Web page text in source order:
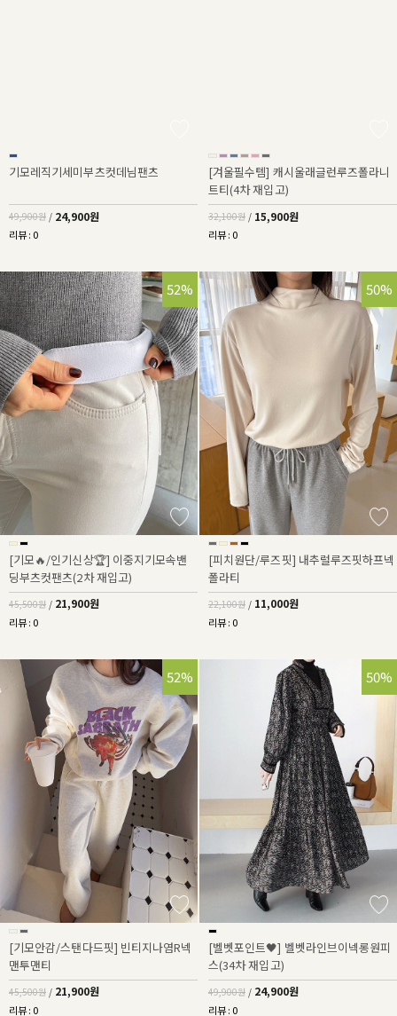
기모레직기세미부츠컷데님팬츠
49,900원 / 24,900원
리뷰 : 0
[겨울필수템] 캐시울래글런루즈폴라니
트티(4차 재입고)
32,100원 / 15,900원
리뷰 : 0
52%
[기모🔥/인기신상🏆] 이중지기모속밴
딩부츠컷팬츠(2차 재입고)
45,500원 / 21,900원
리뷰 : 0
50%
[피치원단/루즈핏] 내추럴루즈핏하프넥
폴라티
22,100원 / 11,000원
리뷰 : 0
52%
[기모안감/스탠다드핏] 빈티지나염R넥
맨투맨티
45,500원 / 21,900원
리뷰 : 0
50%
[벨벳포인트🖤] 벨벳라인브이넥롱원피
스(34차 재입고)
49,900원 / 24,900원
리뷰 : 0